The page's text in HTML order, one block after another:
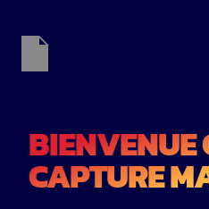
BIENVENUE
CAPTURE